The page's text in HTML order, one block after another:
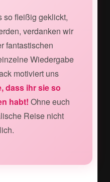
so fleißig geklickt,
verdanken wir
fantastischen
Wiedergabe
motiviert uns
dass ihr sie so
habt! Ohne euch
Reise nicht